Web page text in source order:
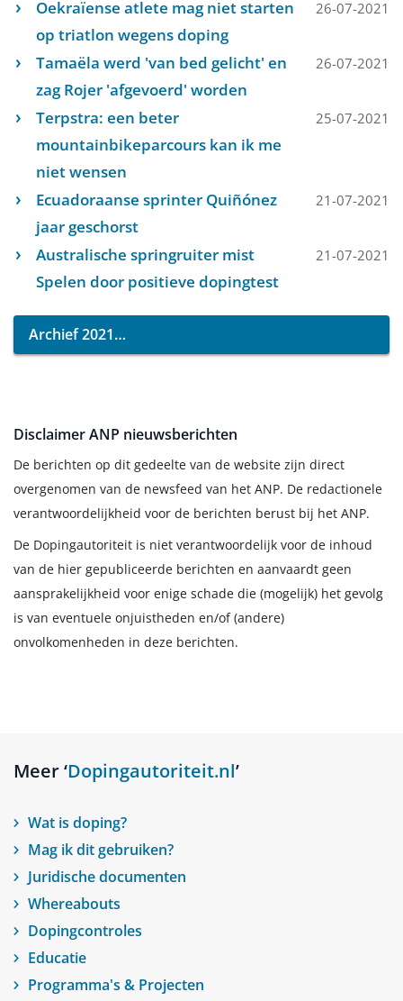
Oekraïense atlete mag niet starten
op triatlon wegens doping
26-07-2021
Tamaëla werd 'van bed gelicht' en
zag Rojer 'afgevoerd' worden
26-07-2021
Terpstra: een beter
mountainbikeparcours kan ik me
niet wensen
25-07-2021
Ecuadoraanse sprinter Quiñónez
jaar geschorst
21-07-2021
Australische springruiter mist
Spelen door positieve dopingtest
21-07-2021
Archief 2021
Disclaimer ANP nieuwsberichten
De berichten op dit gedeelte van de website zijn direct
overgenomen van de newsfeed van het ANP. De redactionele
verantwoordelijkheid voor de berichten berust bij het ANP.
De Dopingautoriteit is niet verantwoordelijk voor de inhoud
van de hier gepubliceerde berichten en aanvaardt geen
aansprakelijkheid voor enige schade die (mogelijk) het gevolg
is van eventuele onjuistheden en/of (andere)
onvolkomenheden in deze berichten.
Meer ‘Dopingautoriteit.nl’
Wat is doping?
Mag ik dit gebruiken?
Juridische documenten
Whereabouts
Dopingcontroles
Educatie
Programma's & Projecten